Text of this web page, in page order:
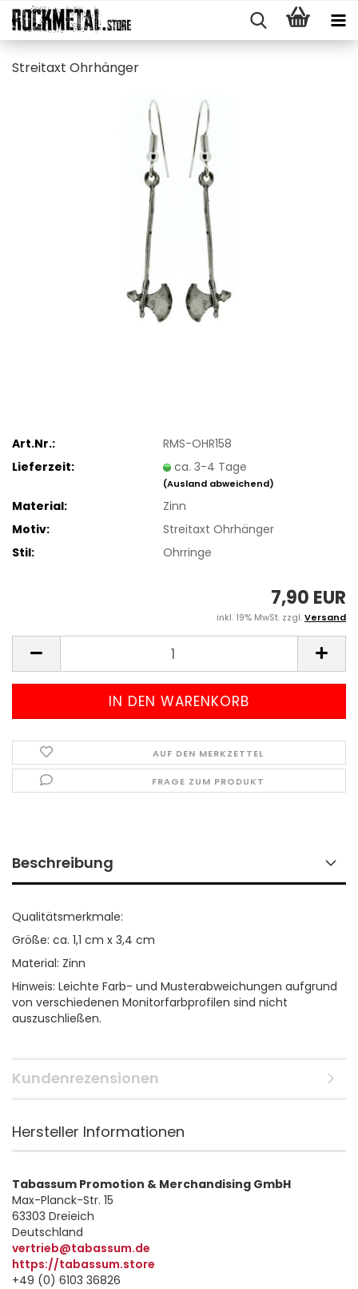
Streit­axt Ohr­hän­ger
Art.Nr.:
RMS-OHR158
Lieferzeit:
ca. 3-4 Tage
(Ausland abweichend)
Material:
Zinn
Motiv:
Streitaxt Ohrhänger
Stil:
Ohrringe
7,90 EUR
inkl. 19% MwSt. zzgl.Versand
AUF DEN MERKZETTEL
FRAGE ZUM PRODUKT
Beschreibung
Qualitätsmerkmale:
Größe: ca. 1,1 cm x 3,4 cm
Material: Zinn
Hinweis: Leichte Farb- und Musterabweichungen aufgrund
von verschiedenen Monitorfarbprofilen sind nicht
auszuschließen.
Kundenrezensionen
Hersteller Informationen
Tabassum Promotion & Merchandising GmbH
Max-Planck-Str. 15
63303 Dreieich
Deutschland
vertrieb@tabassum.de
https://tabassum.store
+49 (0) 6103 36826